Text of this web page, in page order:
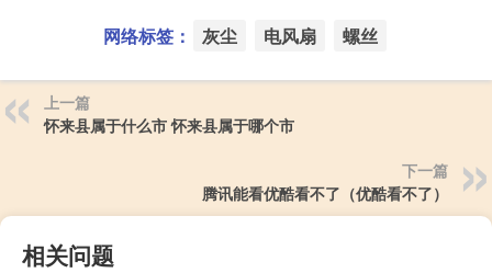
网络标签： 灰尘 电风扇 螺丝
上一篇
怀来县属于什么市 怀来县属于哪个市
下一篇
腾讯能看优酷看不了（优酷看不了）
相关问题